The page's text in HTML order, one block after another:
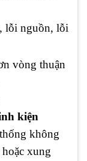
lỗi nguồn, lỗi
vòng thuận
kiện
không
xung